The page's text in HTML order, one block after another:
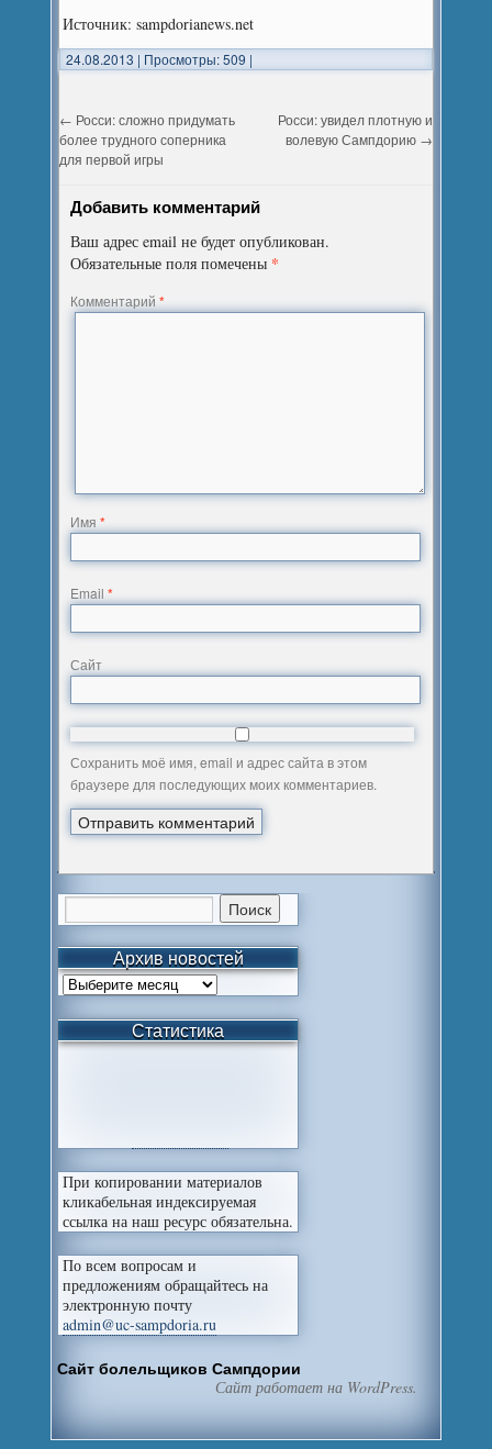
Источник: sampdorianews.net
24.08.2013 | Просмотры: 509 |
← Росси: сложно придумать
более трудного соперника
для первой игры
Росси: увидел плотную и
волевую Сампдорию →
Добавить комментарий
Ваш адрес email не будет опубликован.
Обязательные поля помечены *
Комментарий*
Имя*
Email*
Сайт
Сохранить моё имя, email и адрес сайта в этом
браузере для последующих моих комментариев.
Архив новостей
Статистика
При копировании материалов
кликабельная индексируемая
ссылка на наш ресурс обязательна.
По всем вопросам и
предложениям обращайтесь на
электронную почту
admin@uc-sampdoria.ru
Сайт болельщиков Сампдории
Сайт работает на WordPress.